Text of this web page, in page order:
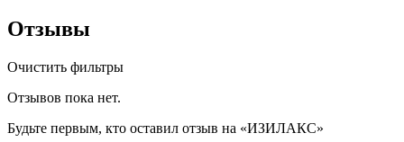
Отзывы
Очистить фильтры
Отзывов пока нет.
Будьте первым, кто оставил отзыв на «ИЗИЛАКС»